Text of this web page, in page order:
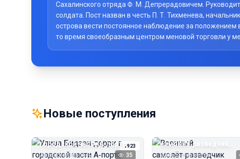
Сахалинского отряда Ф. М. Депрерадовичем.
солдата. Пост назван в честь П. Т. Тихменева,
острова вести постоянное наблюдение за
то время своеобразным центром меновой торговли у
Новые поступления
1923
Улица Бидзэн‑дорри в
городской части А‑порта
Автор неизвестен 35
Военный
самолёт‑разведчик
«Сальмсон»
Автор неизвестен